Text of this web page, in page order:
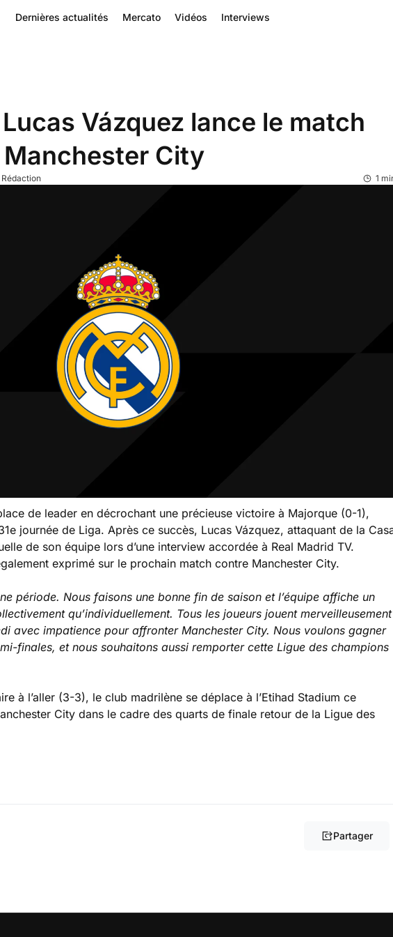
Dernières actualités Mercato Vidéos Interviews
Vázquez lance le match
City
Rédaction 1
de leader en décrochant une précieuse victoire à Majorque (0-1),
journée de Liga. Après ce succès, Lucas Vázquez, attaquant de la
de son équipe lors d’une interview accordée à Real Madrid TV.
exprimé sur le prochain match contre Manchester City.
période. Nous faisons une bonne fin de saison et l’équipe affiche un
qu’individuellement. Tous les joueurs jouent merveilleusement
avec impatience pour affronter Manchester City. Nous voulons gagner
finales, et nous souhaitons aussi remporter cette Ligue des champions
à l’aller (3-3), le club madrilène se déplace à l’Etihad Stadium ce
City dans le cadre des quarts de finale retour de la Ligue des
Partager